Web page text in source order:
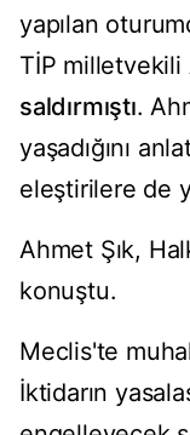
yapılan
TİP milletvekili
saldırmıştı.
yaşadığını
eleştirilere de
Ahmet Şık,
konuştu.
Meclis'te
İktidarın